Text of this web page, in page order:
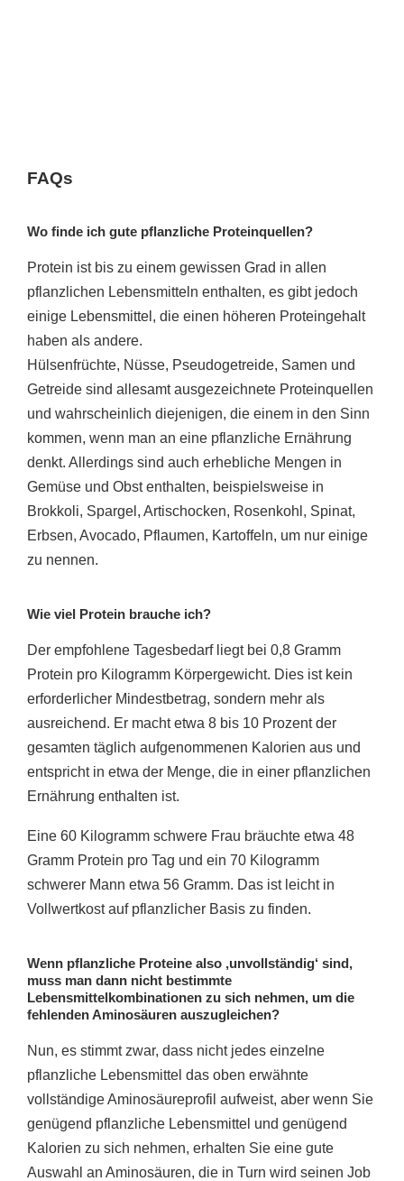
FAQs
Wo finde ich gute pflanzliche Proteinquellen?
Protein ist bis zu einem gewissen Grad in allen
pflanzlichen Lebensmitteln enthalten, es gibt jedoch
einige Lebensmittel, die einen höheren Proteingehalt
haben als andere.
Hülsenfrüchte, Nüsse, Pseudogetreide, Samen und
Getreide sind allesamt ausgezeichnete Proteinquellen
und wahrscheinlich diejenigen, die einem in den Sinn
kommen, wenn man an eine pflanzliche Ernährung
denkt. Allerdings sind auch erhebliche Mengen in
Gemüse und Obst enthalten, beispielsweise in
Brokkoli, Spargel, Artischocken, Rosenkohl, Spinat,
Erbsen, Avocado, Pflaumen, Kartoffeln, um nur einige
zu nennen.
Wie viel Protein brauche ich?
Der empfohlene Tagesbedarf liegt bei 0,8 Gramm
Protein pro Kilogramm Körpergewicht. Dies ist kein
erforderlicher Mindestbetrag, sondern mehr als
ausreichend. Er macht etwa 8 bis 10 Prozent der
gesamten täglich aufgenommenen Kalorien aus und
entspricht in etwa der Menge, die in einer pflanzlichen
Ernährung enthalten ist.
Eine 60 Kilogramm schwere Frau bräuchte etwa 48
Gramm Protein pro Tag und ein 70 Kilogramm
schwerer Mann etwa 56 Gramm. Das ist leicht in
Vollwertkost auf pflanzlicher Basis zu finden.
Wenn pflanzliche Proteine ​​also ‚unvollständig‘ sind,
muss man dann nicht bestimmte
Lebensmittelkombinationen zu sich nehmen, um die
fehlenden Aminosäuren auszugleichen?
Nun, es stimmt zwar, dass nicht jedes einzelne
pflanzliche Lebensmittel das oben erwähnte
vollständige Aminosäureprofil aufweist, aber wenn Sie
genügend pflanzliche Lebensmittel und genügend
Kalorien zu sich nehmen, erhalten Sie eine gute
Auswahl an Aminosäuren, die in Turn wird seinen Job